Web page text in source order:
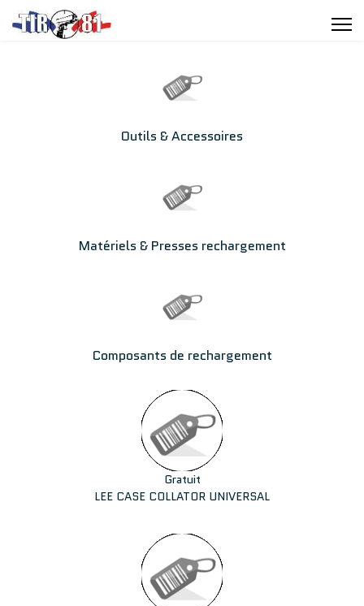
Outils & Accessoires
Matériels & Presses rechargement
Composants de rechargement
Gratuit
LEE CASE COLLATOR UNIVERSAL